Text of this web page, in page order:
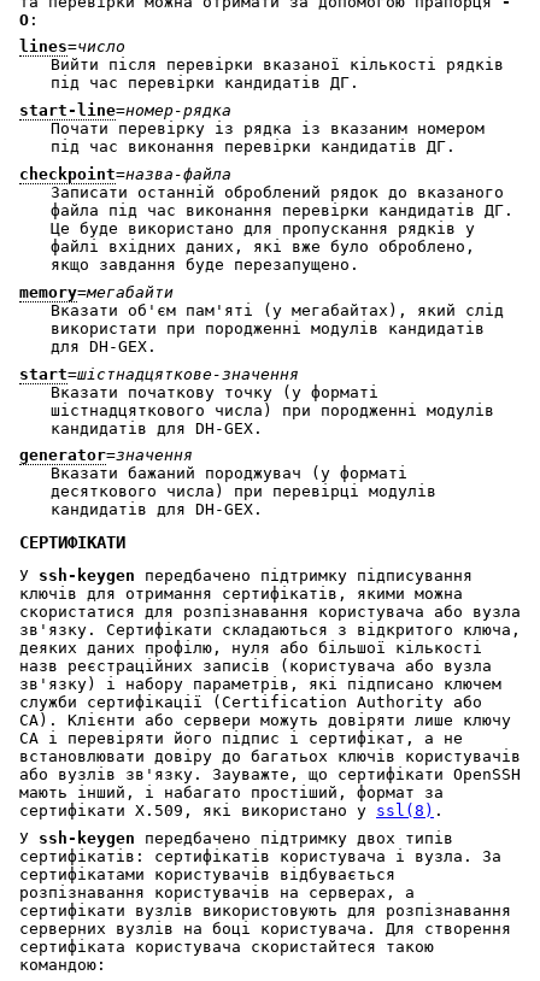
O :
lines=число
Вийти після перевірки вказаної кількості рядків
під час перевірки кандидатів ДГ.
start-line=номер-рядка
Почати перевірку із рядка із вказаним номером
під час виконання перевірки кандидатів ДГ.
checkpoint=назва-файла
Записати останній оброблений рядок до вказаного
файла під час виконання перевірки кандидатів ДГ.
Це буде використано для пропускання рядків у
файлі вхідних даних, які вже було оброблено,
якщо завдання буде перезапущено.
memory=мегабайти
Вказати об'єм пам'яті (у мегабайтах), який слід
використати при породженні модулів кандидатів
для DH-GEX.
start=шістнадцяткове-значення
Вказати початкову точку (у форматі
шістнадцяткового числа) при породженні модулів
кандидатів для DH-GEX.
generator=значення
Вказати бажаний породжувач (у форматі
десяткового числа) при перевірці модулів
кандидатів для DH-GEX.
СЕРТИФІКАТИ
У ssh-keygen передбачено підтримку підписування
ключів для отримання сертифікатів, якими можна
скористатися для розпізнавання користувача або вузла
зв'язку. Сертифікати складаються з відкритого ключа,
деяких даних профілю, нуля або більшої кількості
назв реєстраційних записів (користувача або вузла
зв'язку) і набору параметрів, які підписано ключем
служби сертифікації (Certification Authority або
CA). Клієнти або сервери можуть довіряти лише ключу
CA і перевіряти його підпис і сертифікат, а не
встановлювати довіру до багатьох ключів користувачів
або вузлів зв'язку. Зауважте, що сертифікати OpenSSH
мають інший, і набагато простіший, формат за
сертифікати X.509, які використано у ssl(8) .
У ssh-keygen передбачено підтримку двох типів
сертифікатів: сертифікатів користувача і вузла. За
сертифікатами користувачів відбувається
розпізнавання користувачів на серверах, а
сертифікати вузлів використовують для розпізнавання
серверних вузлів на боці користувача. Для створення
сертифіката користувача скористайтеся такою
командою: